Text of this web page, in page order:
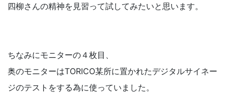
四柳さんの精神を見習って試してみたいと思います。
ちなみにモニターの４枚目、
奥のモニターはTORICO某所に置かれたデジタルサイネー
ジのテストをする為に使っていました。